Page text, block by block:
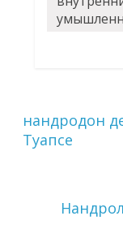
нандродон
Туапсе